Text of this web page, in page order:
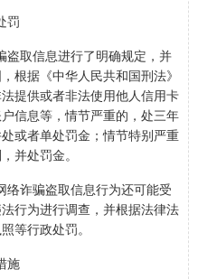
罚
盗取信息进行了明确规定，并
根据《中华人民共和国刑法》
提供或者非法使用他人信用卡
信息等，情节严重的，处三年
或者单处罚金；情节特别严重
并处罚金。
络诈骗盗取信息行为还可能受
行为进行调查，并根据法律法
等行政处罚。
施